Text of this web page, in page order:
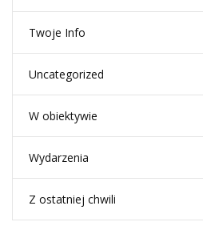
Twoje Info
Uncategorized
W obiektywie
Wydarzenia
Z ostatniej chwili